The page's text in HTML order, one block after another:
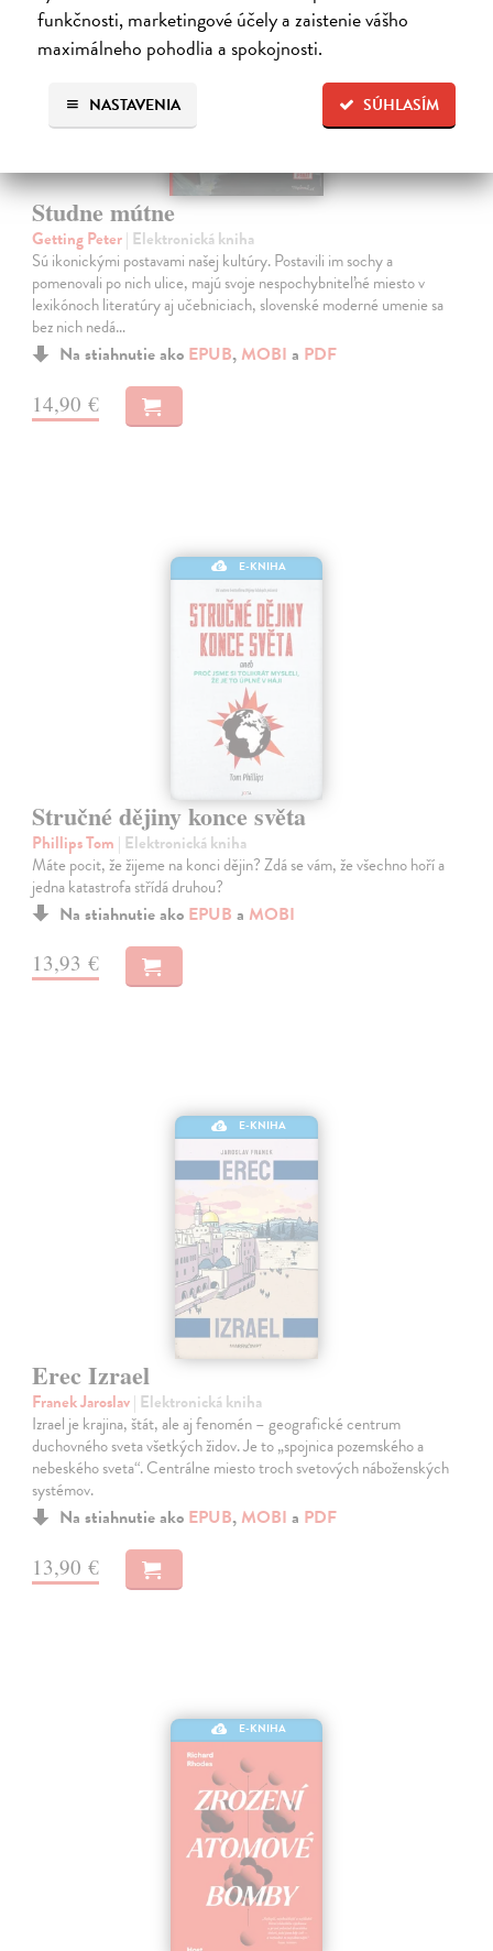
funkčnosti, marketingové účely a zaistenie vášho
maximálneho pohodlia a spokojnosti.
SÚHLASÍM
NASTAVENIA
Studne mútne
Getting Peter| Elektronická kniha
Sú ikonickými postavami našej kultúry. Postavili im sochy a
pomenovali po nich ulice, majú svoje nespochybniteľné miesto v
lexikónoch literatúry aj učebniciach, slovenské moderné umenie sa
bez nich nedá…
Na stiahnutie ako EPUB, MOBI a PDF
14,90 €
E-KNIHA
Stručné dějiny konce světa
Phillips Tom | Elektronická kniha
Máte pocit, že žijeme na konci dějin? Zdá se vám, že všechno hoří a
jedna katastrofa střídá druhou?
Na stiahnutie ako EPUB a MOBI
13,93 €
E-KNIHA
Erec Izrael
Franek Jaroslav| Elektronická kniha
Izrael je krajina, štát, ale aj fenomén – geografické centrum
duchovného sveta všetkých židov. Je to „spojnica pozemského a
nebeského sveta“. Centrálne miesto troch svetových náboženských
systémov.
Na stiahnutie ako EPUB, MOBI a PDF
13,90 €
E-KNIHA